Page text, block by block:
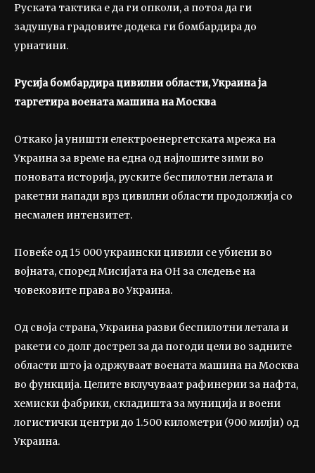
Руската тактика е да ги опколи, а потоа да ги
задушува градовите додека ги бомбардира до
урнатини.
Русија бомбардира цивилни области, Украина ја
таргетира воената машина на Москва
Откако ја уништи електроенергетската мрежа на
Украина за време на една од најлошите зими во
поновата историја, руските беспилотни летала и
ракетни напади врз цивилни области продолжија со
несмален интензитет.
Повеќе од 15 000 украински цивили се убиени во
војната, според Мисијата на ОН за следење на
човековите права во Украина.
Од своја страна, Украина разви беспилотни летала и
ракети со долг дострел за да погоди цели во задните
области што ја одржуваат воената машина на Москва
во функција. Целите вклучуваат рафинерии за нафта,
хемиски фабрики, складишта за муниција и воени
логистички центри до 1.500 километри (900 милји) од
Украина.